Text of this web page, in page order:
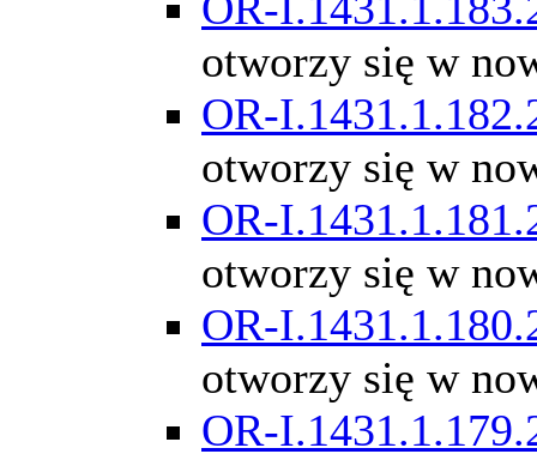
otworzy się w
OR-
otworzy się w
OR-
otworzy się w
OR-
otworzy się w
OR-